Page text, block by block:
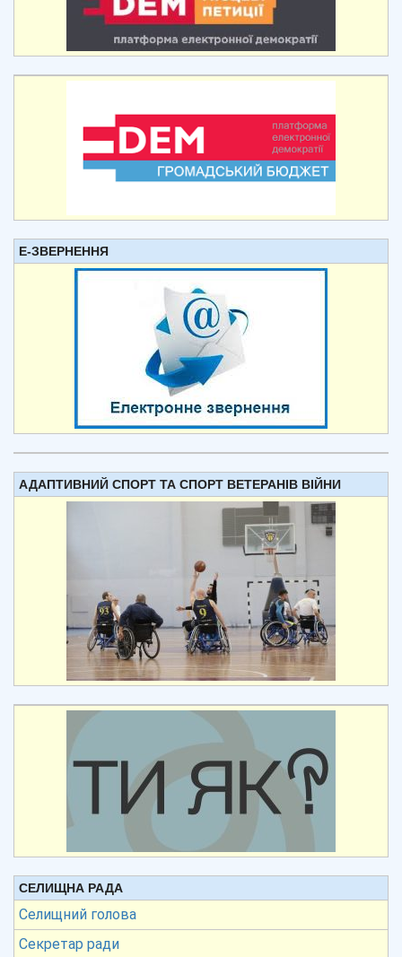
Е-ЗВЕРНЕННЯ
АДАПТИВНИЙ СПОРТ ТА СПОРТ ВЕТЕРАНІВ ВІЙНИ
СЕЛИЩНА РАДА
Селищний голова
Секретар ради